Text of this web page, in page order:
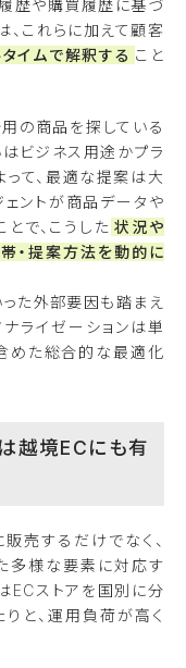
歴や購買履歴に基づ
、これらに加えて顧客
イムで解釈する こと
の商品を探している
はビジネス用途かプラ
て、最適な提案は大
ントが商品データや
で、こうした 状況や
・提案方法を動的に
た外部要因も踏まえ
ライゼーションは単
めた総合的な最適化
越境ECにも有
売するだけでなく、
多様な要素に対応す
ECストアを国別に分
と、運用負荷が高く